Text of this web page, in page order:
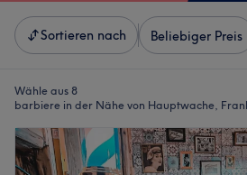
Sortieren nach Beliebiger Preis
Wähle aus 8
barbiere in der Nähe von Hauptwache,